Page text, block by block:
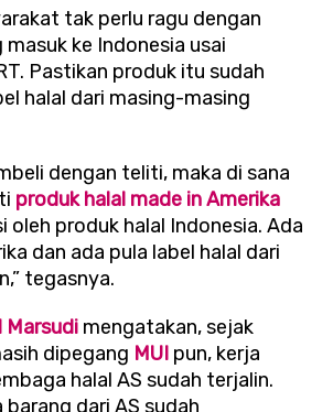
tak perlu ragu dengan
ke Indonesia usai
Pastikan produk itu sudah
halal dari masing-masing
dengan teliti, maka di sana
produk halal made in Amerika
oleh produk halal Indonesia. Ada
dan ada pula label halal dari
tegasnya.
Marsudi mengatakan, sejak
dipegang MUI pun, kerja
halal AS sudah terjalin.
barang dari AS sudah